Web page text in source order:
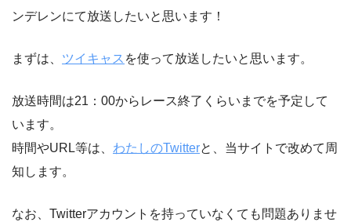
ンデレンにて放送したいと思います！
まずは、 ツイキャス を使って放送したいと思います。
放送時間は21：00からレース終了くらいまでを予定して
います。
時間やURL等は、 わたしのTwitterと、当サイトで改めて周
知します。
なお、Twitterアカウントを持っていなくても問題ありませ